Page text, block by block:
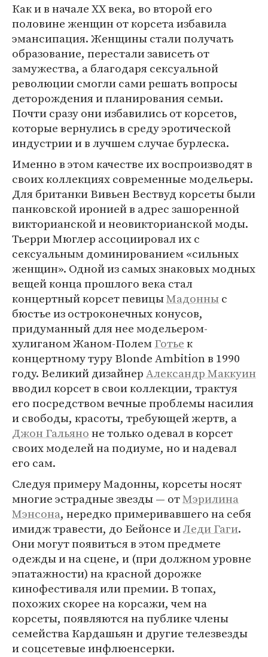
Как и в начале XX века, во второй его
половине женщин от корсета избавила
эмансипация. Женщины стали получать
образование, перестали зависеть от
замужества, а благодаря сексуальной
революции смогли сами решать вопросы
деторождения и планирования семьи.
Почти сразу они избавились от корсетов,
которые вернулись в среду эротической
индустрии и в лучшем случае бурлеска.
Именно в этом качестве их воспроизводят в
своих коллекциях современные модельеры.
Для британки Вивьен Вествуд корсеты были
панковской иронией в адрес зашоренной
викторианской и неовикторианской моды.
Тьерри Мюглер ассоциировал их с
сексуальным доминированием «сильных
женщин». Одной из самых знаковых модных
вещей конца прошлого века стал
концертный корсет певицыМадонныс
бюстье из остроконечных конусов,
придуманный для нее модельером-
хулиганом Жаном-ПолемГотьек
концертному туру Blonde Ambition в 1990
году. Великий дизайнерАлександр Маккуин
вводил корсет в свои коллекции, трактуя
его посредством вечные проблемы насилия
и свободы, красоты, требующей жертв, а
Джон Гальяноне только одевал в корсет
своих моделей на подиуме, но и надевал
его сам.
Следуя примеру Мадонны, корсеты носят
многие эстрадные звезды — отМэрилина
Мэнсона, нередко примеривавшего на себя
имидж травести, до Бейонсе иЛеди Гаги.
Они могут появиться в этом предмете
одежды и на сцене, и (при должном уровне
эпатажности) на красной дорожке
кинофестиваля или премии. В топах,
похожих скорее на корсажи, чем на
корсеты, появляются на публике члены
семейства Кардашьян и другие телезвезды
и соцсетевые инфлюенсерки.